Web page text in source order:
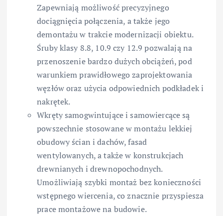
Zapewniają możliwość precyzyjnego
dociągnięcia połączenia, a także jego
demontażu w trakcie modernizacji obiektu.
Śruby klasy 8.8, 10.9 czy 12.9 pozwalają na
przenoszenie bardzo dużych obciążeń, pod
warunkiem prawidłowego zaprojektowania
węzłów oraz użycia odpowiednich podkładek i
nakrętek.
Wkręty samogwintujące i samowiercące są
powszechnie stosowane w montażu lekkiej
obudowy ścian i dachów, fasad
wentylowanych, a także w konstrukcjach
drewnianych i drewnopochodnych.
Umożliwiają szybki montaż bez konieczności
wstępnego wiercenia, co znacznie przyspiesza
prace montażowe na budowie.